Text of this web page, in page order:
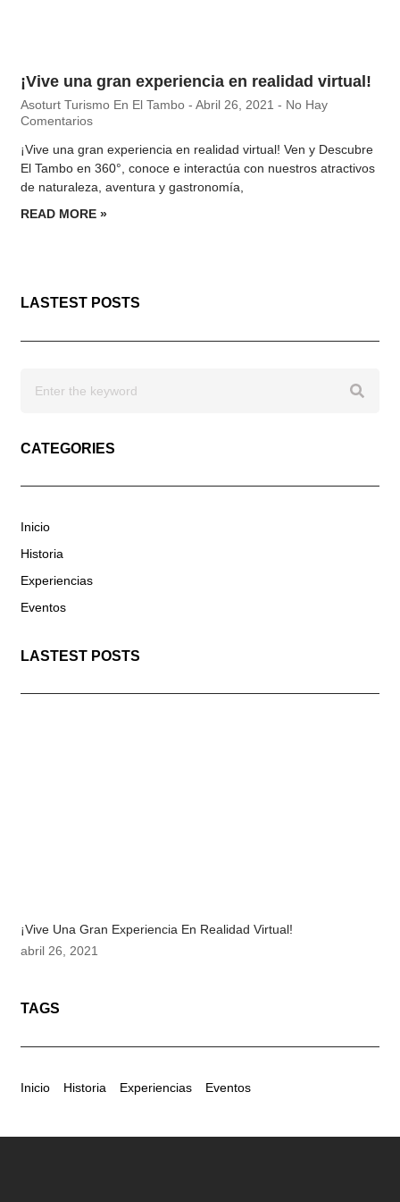
¡Vive una gran experiencia en realidad virtual!
Asoturt Turismo En El Tambo Abril 26, 2021
No Hay
Comentarios
¡Vive una gran experiencia en realidad virtual! Ven y Descubre
El Tambo en 360°, conoce e interactúa con nuestros atractivos
de naturaleza, aventura y gastronomía,
READ MORE »
LASTEST POSTS
CATEGORIES
Inicio
Historia
Experiencias
Eventos
LASTEST POSTS
¡Vive Una Gran Experiencia En Realidad Virtual!
abril 26, 2021
TAGS
Inicio Historia Experiencias Eventos